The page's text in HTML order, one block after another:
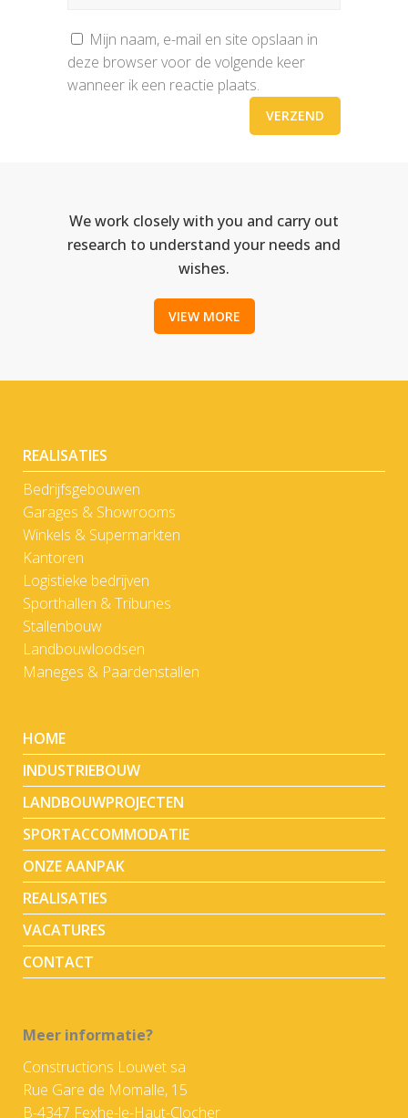
Mijn naam, e-mail en site opslaan in
deze browser voor de volgende keer
wanneer ik een reactie plaats.
We work closely with you and carry out
research to understand your needs and
wishes.
VIEW MORE
REALISATIES
Bedrijfsgebouwen
Garages & Showrooms
Winkels & Supermarkten
Kantoren
Logistieke bedrijven
Sporthallen & Tribunes
Stallenbouw
Landbouwloodsen
Maneges & Paardenstallen
HOME
INDUSTRIEBOUW
LANDBOUWPROJECTEN
SPORTACCOMMODATIE
ONZE AANPAK
REALISATIES
VACATURES
CONTACT
Meer informatie?
Constructions Louwet sa
Rue Gare de Momalle, 15
B-4347 Fexhe-le-Haut-Clocher